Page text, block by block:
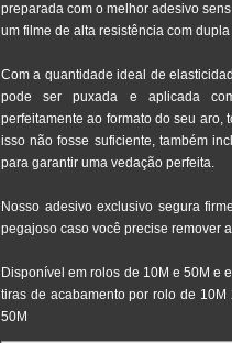
preparada com o melhor adesivo
um filme de alta resistência com
Com a quantidade ideal de
pode ser puxada e aplicada
perfeitamente ao formato do seu aro,
isso não fosse suficiente, também
para garantir uma vedação perfeita.
Nosso adesivo exclusivo segura
pegajoso caso você precise remover
Disponível em rolos de 10M e 50M e
tiras de acabamento por rolo de
50M